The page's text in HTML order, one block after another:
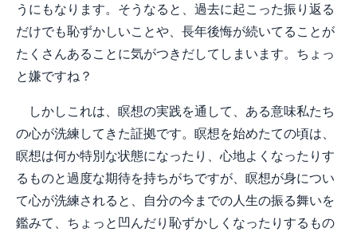
うにもなります。そうなると、過去に起こった振り返る
だけでも恥ずかしいことや、長年後悔が続いてることが
たくさんあることに気がつきだしてしまいます。ちょっ
と嫌ですね？
しかしこれは、瞑想の実践を通して、ある意味私たち
の心が洗練してきた証拠です。瞑想を始めたての頃は、
瞑想は何か特別な状態になったり、心地よくなったりす
るものと過度な期待を持ちがちですが、瞑想が身につい
て心が洗練されると、自分の今までの人生の振る舞いを
鑑みて、ちょっと凹んだり恥ずかしくなったりするもの